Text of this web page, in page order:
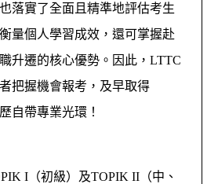
落實了全面且精準地評估考生
量個人學習成效，還可掌握赴
升遷的核心優勢。因此，LTTC
把握機會報考，及早取得
自帶專業光環！
I（初級）及TOPIK II（中、